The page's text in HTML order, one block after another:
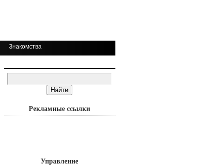
Знакомства
Рекламные ссылки
Управление